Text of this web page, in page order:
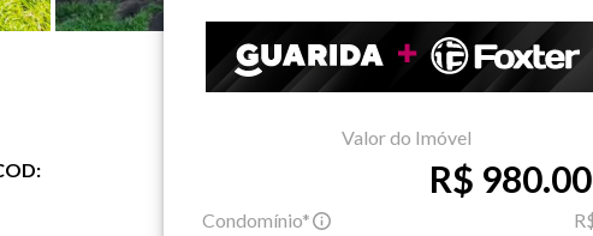
Valor do Imóvel
R$
Condomínio*